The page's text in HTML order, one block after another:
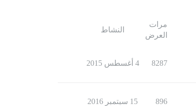
مرات
العرض
النشاط
8287 4 أغسطس 2015
896 15 سبتمبر 2016